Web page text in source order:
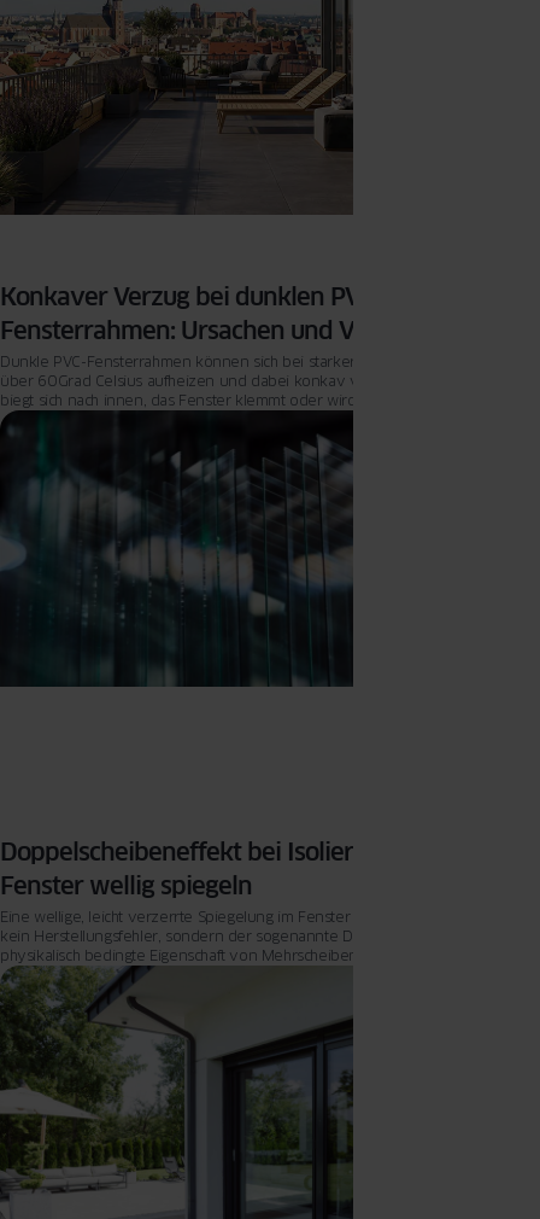
Konkaver Verzug bei dunklen PVC-
Fensterrahmen: Ursachen und Vorbeugung
Dunkle PVC-Fensterrahmen können sich bei starker Sonneneinstrahlung auf
über 60 Grad Celsius aufheizen und dabei konkav verziehen – der Rahmen
biegt sich nach innen, das Fenster klemmt oder wird undicht.
Doppelscheibeneffekt bei Isolierglas: Warum
Fenster wellig spiegeln
Eine wellige, leicht verzerrte Spiegelung im Fenster ist in den meisten Fällen
kein Herstellungsfehler, sondern der sogenannte Doppelscheibeneffekt – eine
physikalisch bedingte Eigenschaft von Mehrscheiben-Isolierglas.